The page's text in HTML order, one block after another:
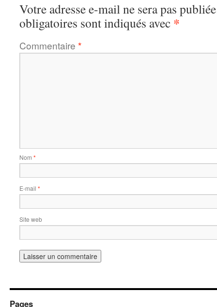
Votre adresse e-mail ne sera pas
obligatoires sont indiqués avec *
Commentaire *
Nom *
E-mail *
Site web
Pages